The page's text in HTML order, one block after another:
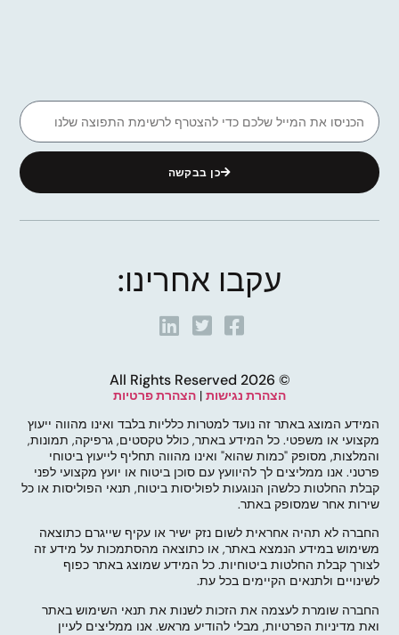
כן בבקשה
עקבו אחרינו:
© 2026 All Rights Reserved
הצהרת נגישות | הצהרת פרטיות
המידע המוצג באתר זה נועד למטרות כלליות בלבד ואינו מהווה ייעוץ
מקצועי או משפטי. כל המידע באתר, כולל טקסטים, גרפיקה, תמונות,
והמלצות, מסופק "כמות שהוא" ואינו מהווה תחליף לייעוץ ביטוחי
פרטני. אנו ממליצים לך להיוועץ עם סוכן ביטוח או יועץ מקצועי לפני
קבלת החלטות כלשהן הנוגעות לפוליסות ביטוח, תנאי הפוליסות או כל
שירות אחר שמסופק באתר.
החברה לא תהיה אחראית לשום נזק ישיר או עקיף שייגרם כתוצאה
משימוש במידע הנמצא באתר, או כתוצאה מהסתמכות על מידע זה
לצורך קבלת החלטות ביטוחיות. כל המידע שמוצג באתר כפוף
לשינויים ולתנאים הקיימים בכל עת.
החברה שומרת לעצמה את הזכות לשנות את תנאי השימוש באתר
ואת מדיניות הפרטיות, מבלי להודיע מראש. אנו ממליצים לעיין